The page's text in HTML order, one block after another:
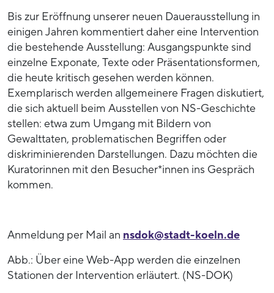
Bis zur Eröffnung unserer neuen Dauerausstellung in
einigen Jahren kommentiert daher eine Intervention
die bestehende Ausstellung: Ausgangspunkte sind
einzelne Exponate, Texte oder Präsentationsformen,
die heute kritisch gesehen werden können.
Exemplarisch werden allgemeinere Fragen diskutiert,
die sich aktuell beim Ausstellen von NS-Geschichte
stellen: etwa zum Umgang mit Bildern von
Gewalttaten, problematischen Begriffen oder
diskriminierenden Darstellungen. Dazu möchten die
Kuratorinnen mit den Besucher*innen ins Gespräch
kommen.
Anmeldung per Mail an nsdok@stadt-koeln.de
Abb.: Über eine Web-App werden die einzelnen
Stationen der Intervention erläutert. (NS-DOK)